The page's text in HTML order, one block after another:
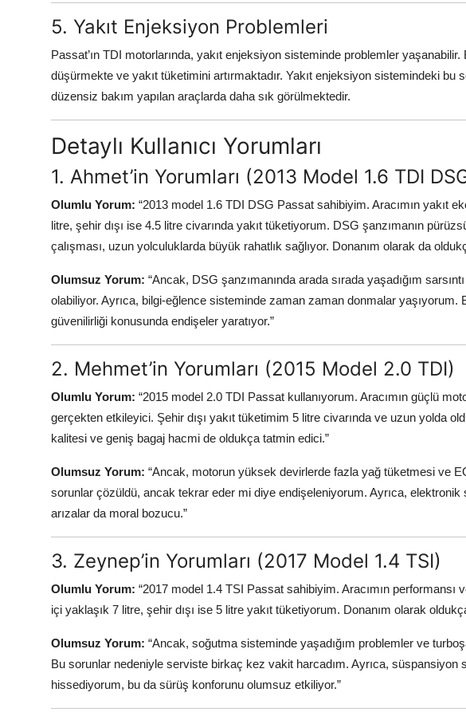
5. Yakıt Enjeksiyon Problemleri
Passat’ın TDI motorlarında, yakıt enjeksiyon sisteminde problemler yaşanabilir.
düşürmekte ve yakıt tüketimini artırmaktadır. Yakıt enjeksiyon sistemindeki
düzensiz bakım yapılan araçlarda daha sık görülmektedir.
Detaylı Kullanıcı Yorumları
1. Ahmet’in Yorumları (2013 Model 1.6 TDI
Olumlu Yorum: “2013 model 1.6 TDI DSG Passat sahibiyim. Aracımın yakıt
litre, şehir dışı ise 4.5 litre civarında yakıt tüketiyorum. DSG şanzımanın
çalışması, uzun yolculuklarda büyük rahatlık sağlıyor. Donanım olarak da
Olumsuz Yorum: “Ancak, DSG şanzımanında arada sırada yaşadığım
olabiliyor. Ayrıca, bilgi-eğlence sisteminde zaman zaman donmalar yaşıyorum.
güvenilirliği konusunda endişeler yaratıyor.”
2. Mehmet’in Yorumları (2015 Model 2.0 TDI)
Olumlu Yorum: “2015 model 2.0 TDI Passat kullanıyorum. Aracımın güçlü
gerçekten etkileyici. Şehir dışı yakıt tüketimim 5 litre civarında ve uzun yolda
kalitesi ve geniş bagaj hacmi de oldukça tatmin edici.”
Olumsuz Yorum: “Ancak, motorun yüksek devirlerde fazla yağ tüketmesi ve
sorunlar çözüldü, ancak tekrar eder mi diye endişeleniyorum. Ayrıca, elektronik
arızalar da moral bozucu.”
3. Zeynep’in Yorumları (2017 Model 1.4 TSI)
Olumlu Yorum: “2017 model 1.4 TSI Passat sahibiyim. Aracımın
içi yaklaşık 7 litre, şehir dışı ise 5 litre yakıt tüketiyorum. Donanım olarak
Olumsuz Yorum: “Ancak, soğutma sisteminde yaşadığım problemler ve
Bu sorunlar nedeniyle serviste birkaç kez vakit harcadım. Ayrıca, süspansiyon
hissediyorum, bu da sürüş konforunu olumsuz etkiliyor.”